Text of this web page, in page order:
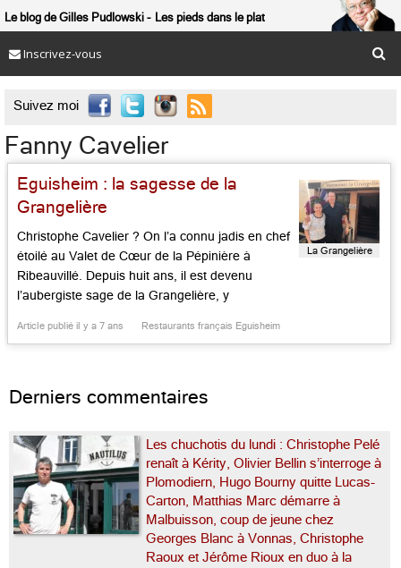
Le blog de Gilles Pudlowski Les pieds dans le plat
Inscrivez-vous
Suivez moi 
Fanny Cavelier
Eguisheim : la sagesse de la
Grangelière
Christophe Cavelier ? On l’a connu jadis en chef
étoilé au Valet de Cœur de la Pépinière à
Ribeauvillé. Depuis huit ans, il est devenu
l’aubergiste sage de la Grangelière, y
château d’Isenbourg à Rouffach, dans le coeur
Article publié il y a 7 ans Restaurants français Eguisheim
La Grangelière
Derniers commentaires
Les chuchotis du lundi : Christophe Pelé
renaît à Kérity, Olivier Bellin s’interroge à
Plomodiern, Hugo Bourny quitte Lucas-
Carton, Matthias Marc démarre à
Malbuisson, coup de jeune chez
Georges Blanc à Vonnas, Christophe
Raoux et Jérôme Rioux en duo à la